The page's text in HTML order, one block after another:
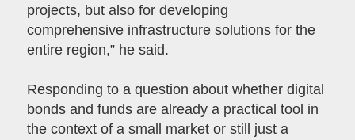
projects, but also for developing
comprehensive infrastructure solutions for the
entire region,” he said.
Responding to a question about whether digital
bonds and funds are already a practical tool in
the context of a small market or still just a